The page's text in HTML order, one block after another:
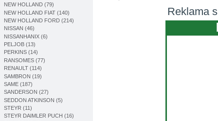
NEW HOLLAND (79)
NEW HOLLAND FIAT (140)
NEW HOLLAND FORD (214)
NISSAN (46)
NISSANHANIX (6)
PELJOB (13)
PERKINS (14)
RANSOMES (77)
RENAULT (114)
SAMBRON (19)
SAME (187)
SANDERSON (27)
SEDDON ATKINSON (5)
STEYR (11)
STEYR DAIMLER PUCH (16)
Reklama